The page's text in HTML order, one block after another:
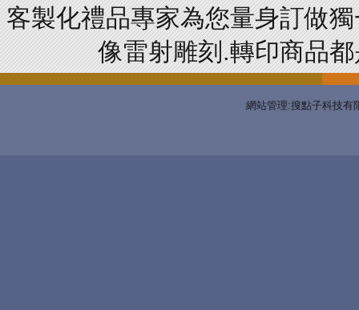
客製化禮品專家為您量身訂做
像雷射雕刻.轉印商品
網站管理:搜點子科技有